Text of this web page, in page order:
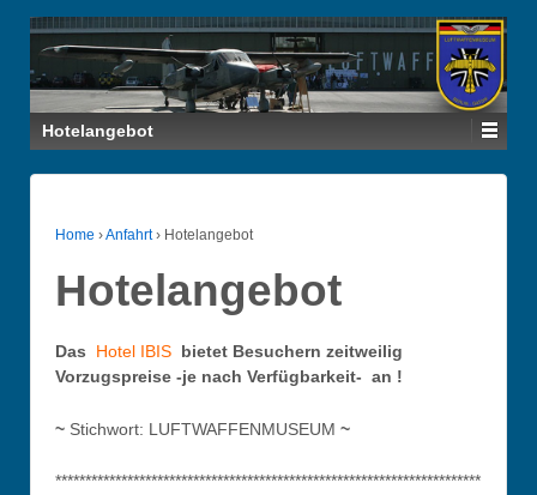
Hotelangebot
Home ›Anfahrt › Hotelangebot
Hotelangebot
Das Hotel IBIS bietet Besuchern zeitweilig
Vorzugspreise -je nach Verfügbarkeit- an !
~ Stichwort: LUFTWAFFENMUSEUM ~
***********************************************************************